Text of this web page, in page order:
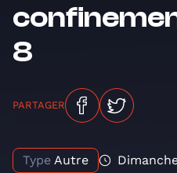
8
PARTAGER
Type Autre